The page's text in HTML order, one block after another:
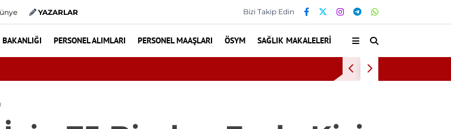
YAZARLAR Bizi Takip Edin
BAKANLIĞI PERSONEL ALIMLARI PERSONEL MAAŞLARI ÖSYM SAĞLIK MAKALELERI
Genç Sağlık Sendikası Sahanın Taleplerini Kamu Hastaneleri Genel Müdürü’ne İletti